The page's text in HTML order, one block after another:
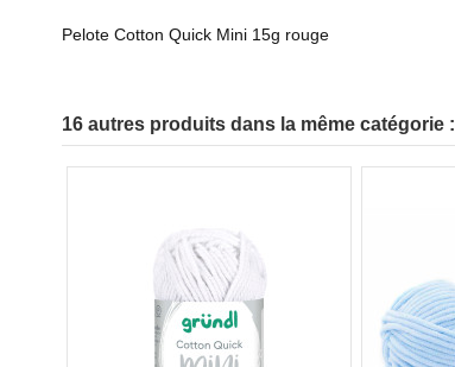
Pelote Cotton Quick Mini 15g rouge
16 autres produits dans la même catégorie :